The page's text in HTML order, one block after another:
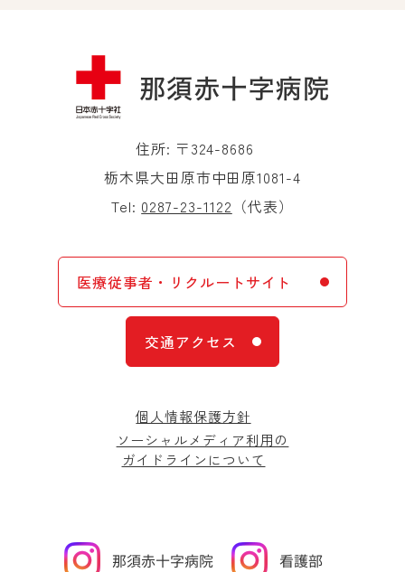
住所: 〒324-8686
栃木県大田原市中田原1081-4
Tel: 0287-23-1122 （代表）
医療従事者・リクルートサイト
交通アクセス
個人情報保護方針
ソーシャルメディア利用の
ガイドラインについて